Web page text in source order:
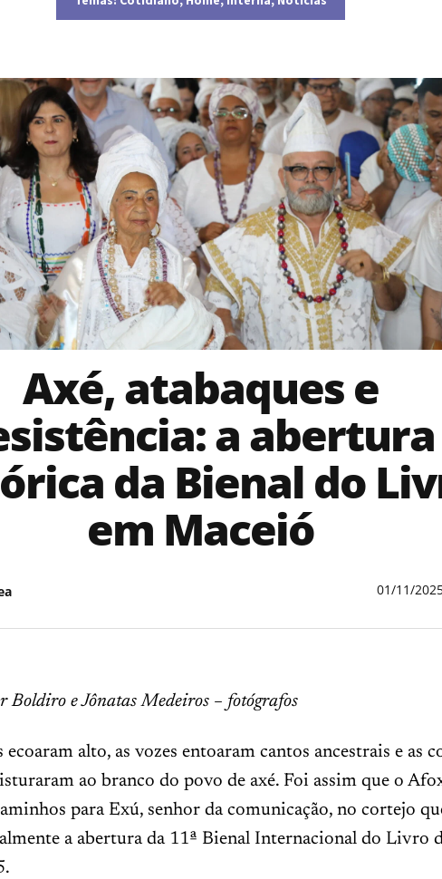
Axé, atabaques e
a abertura
da Bienal do
em Maceió
01/11/
Boldiro e Jônatas Medeiros – fotógrafos
ecoaram alto, as vozes entoaram cantos ancestrais e as
ao branco do povo de axé. Foi assim que o
para Exú, senhor da comunicação, no cortejo
a abertura da 11ª Bienal Internacional do Livro